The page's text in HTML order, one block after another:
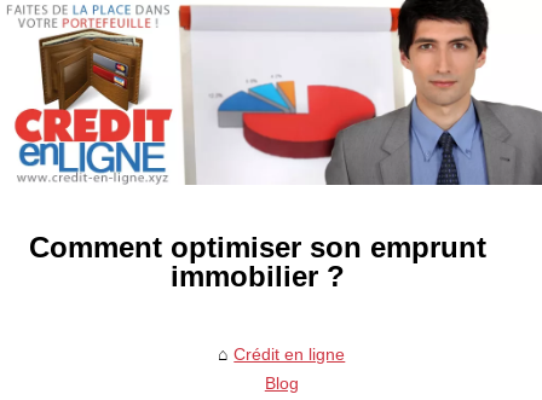
Comment optimiser son emprunt
immobilier ?
Crédit en ligne
Blog